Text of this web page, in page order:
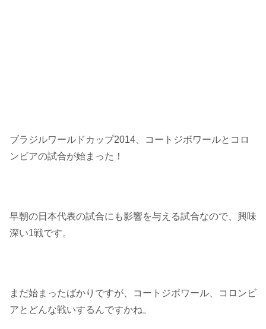
ブラジルワールドカップ2014、コートジボワールとコロ
ンビアの試合が始まった！
早朝の日本代表の試合にも影響を与える試合なので、興味
深い1戦です。
まだ始まったばかりですが、コートジボワール、コロンビ
アとどんな戦いするんですかね。